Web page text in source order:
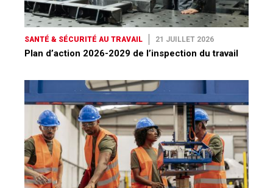
SANTÉ & SÉCURITÉ AU TRAVAIL 21 JUILLET 2026
Plan d’action 2026-2029 de l’inspection du travail